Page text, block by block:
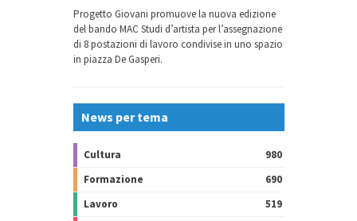
Progetto Giovani promuove la nuova edizione
del bando MAC Studi d’artista per l’assegnazione
di 8 postazioni di lavoro condivise in uno spazio
in piazza De Gasperi.
News per tema
Cultura
980
Formazione
690
Lavoro
519